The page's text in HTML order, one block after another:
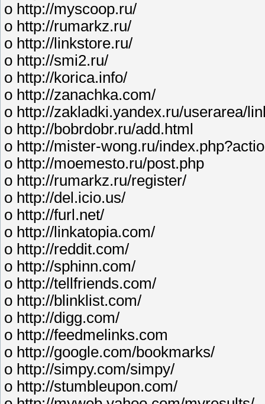
o http://myscoop.ru/
o http://rumarkz.ru/
o http://linkstore.ru/
o http://smi2.ru/
o http://korica.info/
o http://zanachka.com/
o http://zakladki.yandex.ru/userarea/
o http://bobrdobr.ru/add.html
o http://mister-wong.ru/
o http://moemesto.ru/post.php
o http://rumarkz.ru/register/
o http://del.icio.us/
o http://furl.net/
o http://linkatopia.com/
o http://reddit.com/
o http://sphinn.com/
o http://tellfriends.com/
o http://blinklist.com/
o http://digg.com/
o http://feedmelinks.com
o http://google.com/bookmarks/
o http://simpy.com/simpy/
o http://stumbleupon.com/